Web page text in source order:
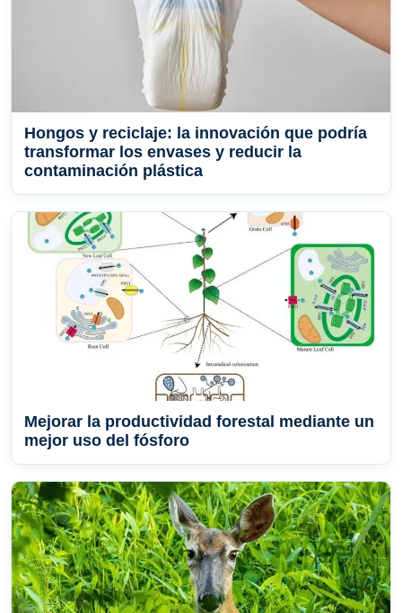
Hongos y reciclaje: la innovación que podría
transformar los envases y reducir la
contaminación plástica
Mejorar la productividad forestal mediante un
mejor uso del fósforo